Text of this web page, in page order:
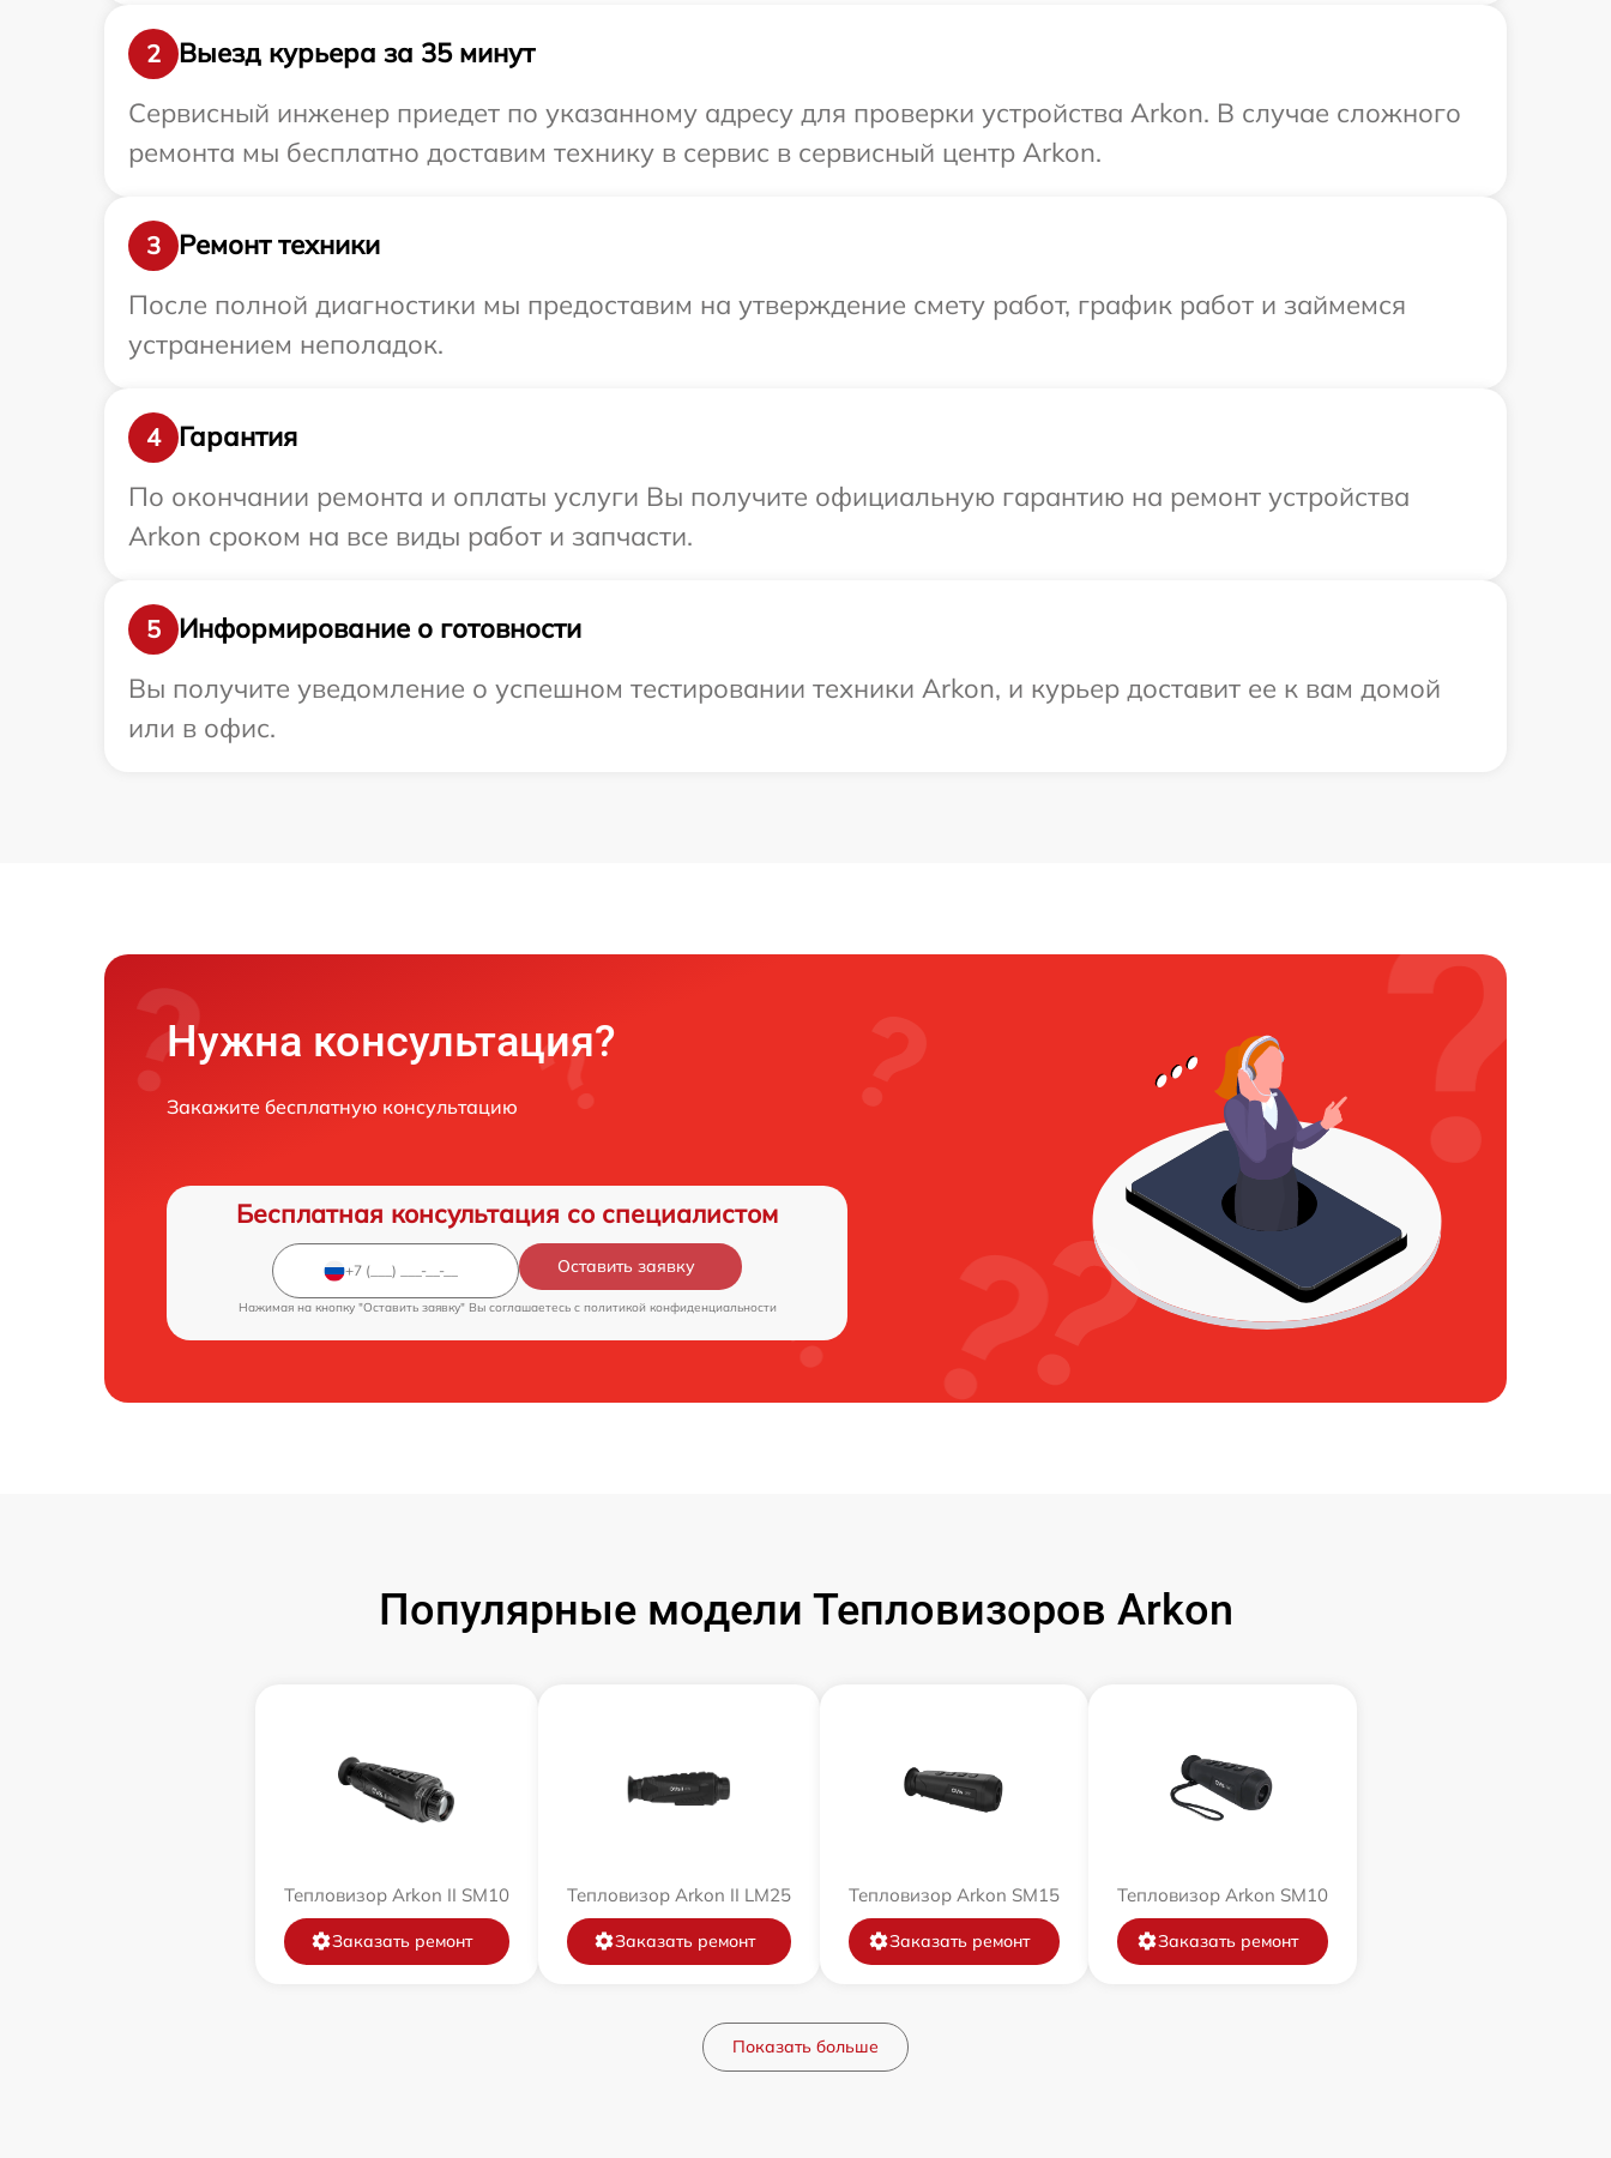
2
Выезд курьера за 35 минут
Сервисный инженер приедет по указанному адресу для проверки устройства Arkon. В случае сложного
ремонта мы бесплатно доставим технику в сервис в сервисный центр Arkon.
3
Ремонт техники
После полной диагностики мы предоставим на утверждение смету работ, график работ и займемся
устранением неполадок.
4
Гарантия
По окончании ремонта и оплаты услуги Вы получите официальную гарантию на ремонт устройства
Arkon сроком на все виды работ и запчасти.
5
Информирование о готовности
Вы получите уведомление о успешном тестировании техники Arkon, и курьер доставит ее к вам домой
или в офис.
Нужна консультация?
Закажите бесплатную консультацию
Бесплатная консультация со специалистом
Оставить заявку
Нажимая на кнопку "Оставить заявку" Вы соглашаетесь c политикой конфиденциальности
Популярные модели Тепловизоров Arkon
Тепловизор Arkon II SM10
Заказать ремонт
Тепловизор Arkon II LM25
Заказать ремонт
Тепловизор Arkon SM15
Заказать ремонт
Тепловизор Arkon SM10
Заказать ремонт
Показать больше